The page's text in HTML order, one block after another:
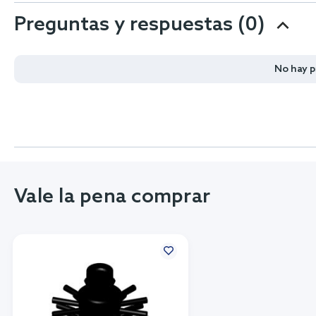
Preguntas y respuestas (0)
No hay
Vale la pena comprar